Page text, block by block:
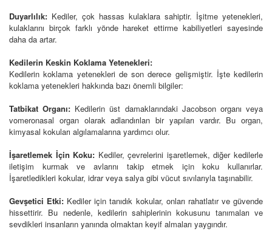
Duyarlılık: Kediler, çok hassas kulaklara sahiptir. İşitme yetenekleri,
kulaklarını birçok farklı yönde hareket ettirme kabiliyetleri sayesinde
daha da artar.
Kedilerin Keskin Koklama Yetenekleri:
Kedilerin koklama yetenekleri de son derece gelişmiştir. İşte kedilerin
koklama yetenekleri hakkında bazı önemli bilgiler:
Tatbikat Organı: Kedilerin üst damaklarındaki Jacobson organı veya
vomeronasal organ olarak adlandırılan bir yapıları vardır. Bu organ,
kimyasal kokuları algılamalarına yardımcı olur.
İşaretlemek İçin Koku: Kediler, çevrelerini işaretlemek, diğer kedilerle
iletişim kurmak ve avlarını takip etmek için koku kullanırlar.
İşaretledikleri kokular, idrar veya salya gibi vücut sıvılarıyla taşınabilir.
Gevşetici Etki: Kediler için tanıdık kokular, onları rahatlatır ve güvende
hissettirir. Bu nedenle, kedilerin sahiplerinin kokusunu tanımaları ve
sevdikleri insanların yanında olmaktan keyif almaları yaygındır.